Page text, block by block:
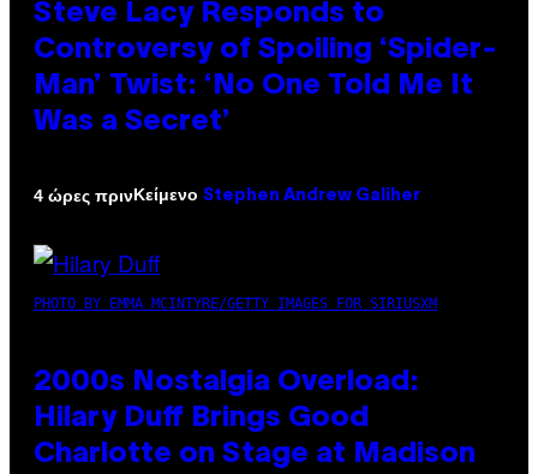
Steve Lacy Responds to
Controversy of Spoiling ‘Spider-
Man’ Twist: ‘No One Told Me It
Was a Secret’
4 ώρες πρινΚείμενο Stephen Andrew Galiher
PHOTO BY EMMA MCINTYRE/GETTY IMAGES FOR SIRIUSXM
2000s Nostalgia Overload:
Hilary Duff Brings Good
Charlotte on Stage at Madison